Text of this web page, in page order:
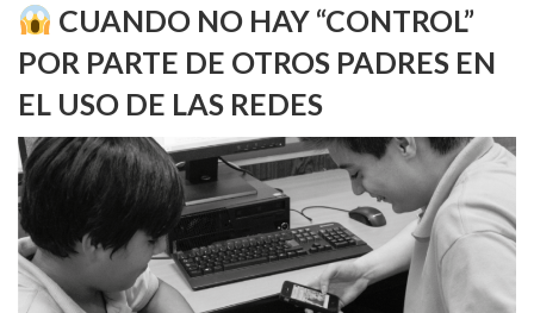
CUANDO NO HAY “CONTROL”
POR PARTE DE OTROS PADRES EN
EL USO DE LAS REDES